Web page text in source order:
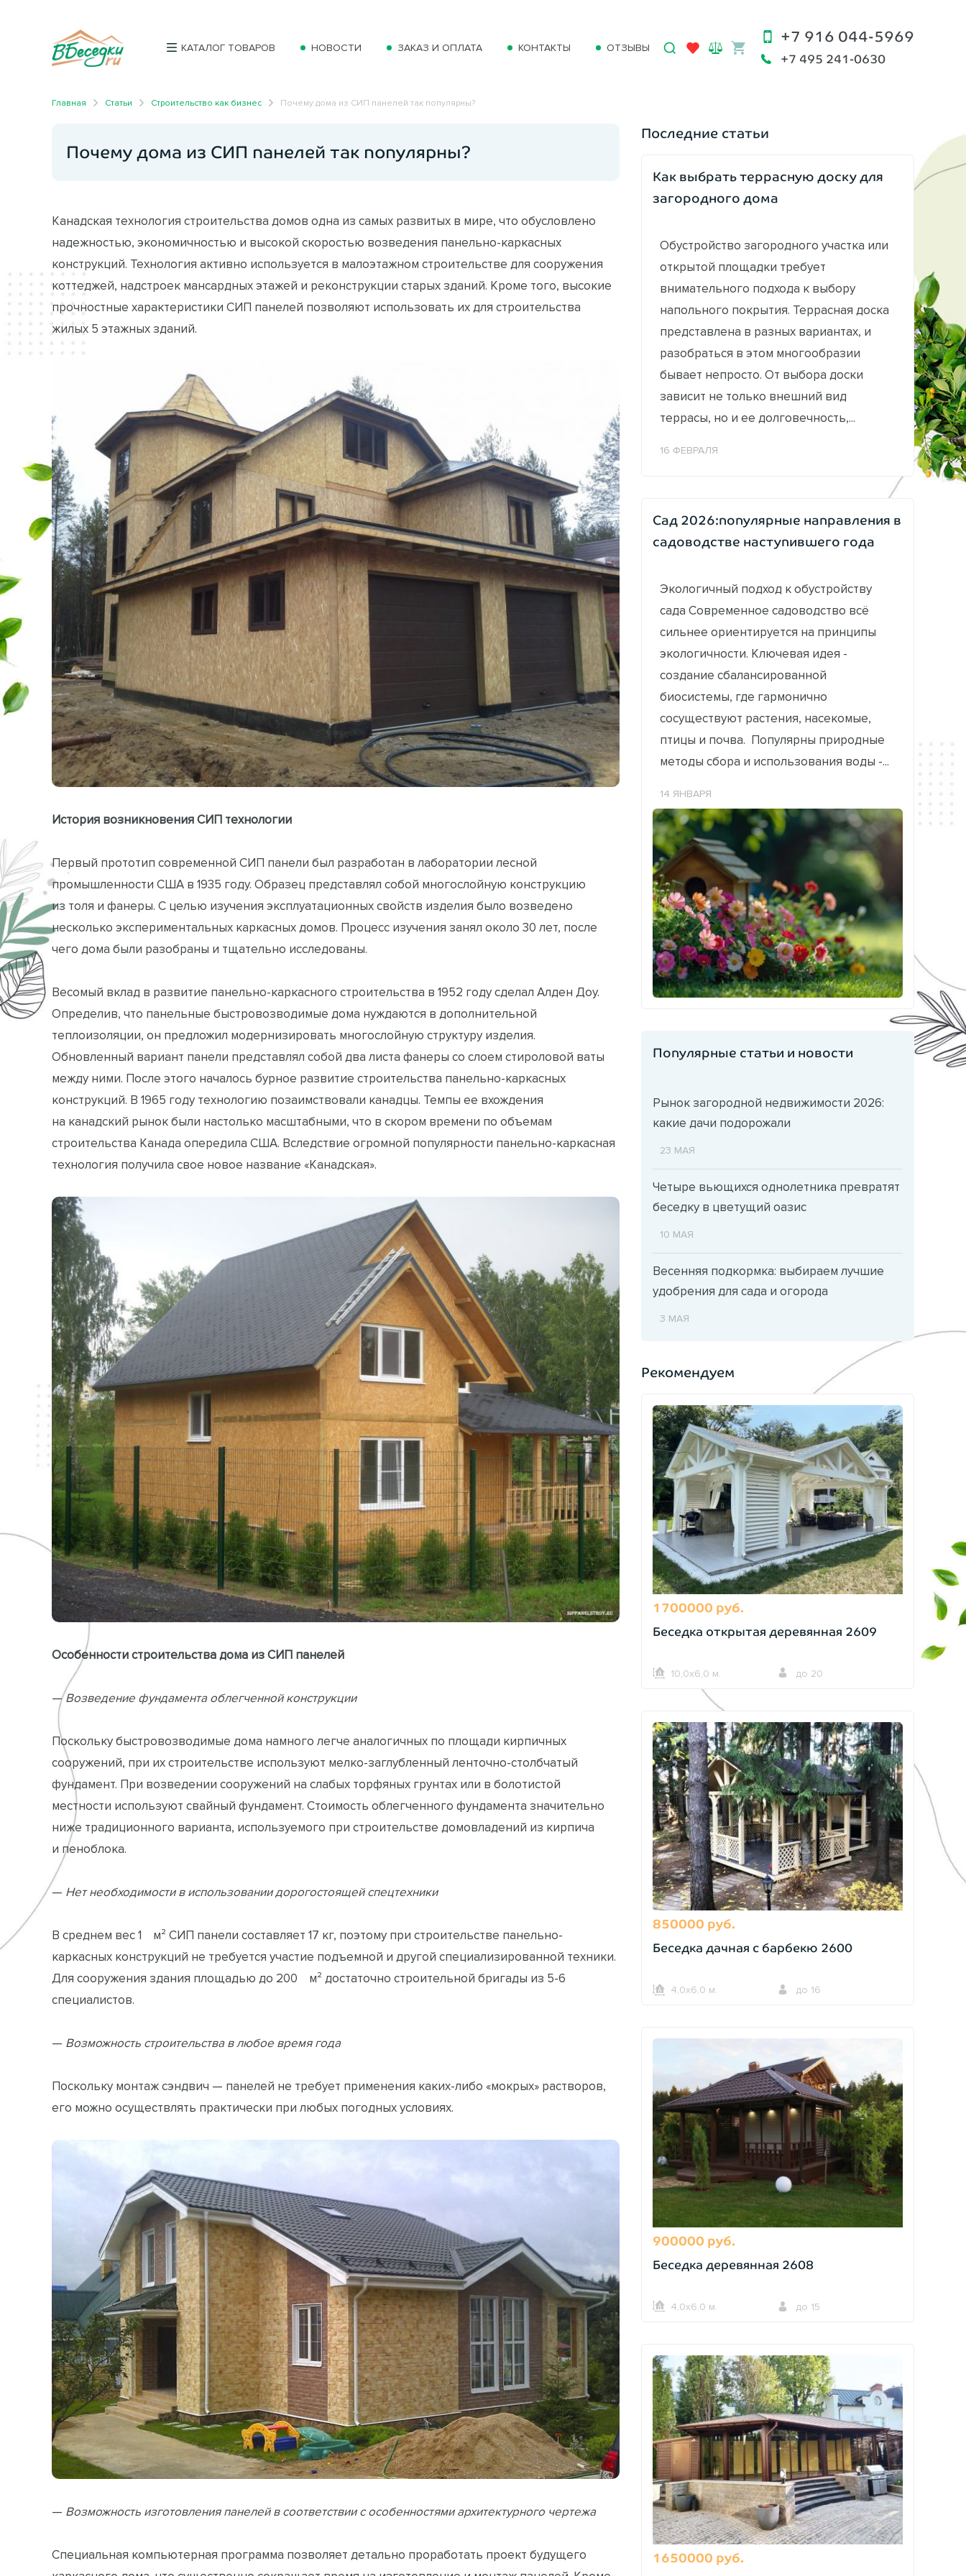
КАТАЛОГ ТОВАРОВ НОВОСТИ ЗАКАЗ И ОПЛАТА КОНТАКТЫ ОТЗЫВЫ
+7 916 044-5969
+7 495 241-0630
Главная Статьи Строительство как бизнес Почему дома из СИП панелей так популярны?
Почему дома из СИП панелей так популярны?
Канадская технология строительства домов одна из самых развитых в мире, что обусловлено
надежностью, экономичностью и высокой скоростью возведения панельно-каркасных
конструкций. Технология активно используется в малоэтажном строительстве для сооружения
коттеджей, надстроек мансардных этажей и реконструкции старых зданий. Кроме того, высокие
прочностные характеристики СИП панелей позволяют использовать их для строительства
жилых 5 этажных зданий.
История возникновения СИП технологии
Первый прототип современной СИП панели был разработан в лаборатории лесной
промышленности США в 1935 году. Образец представлял собой многослойную конструкцию
из толя и фанеры. С целью изучения эксплуатационных свойств изделия было возведено
несколько экспериментальных каркасных домов. Процесс изучения занял около 30 лет, после
чего дома были разобраны и тщательно исследованы.
Весомый вклад в развитие панельно-каркасного строительства в 1952 году сделал Алден Доу.
Определив, что панельные быстровозводимые дома нуждаются в дополнительной
теплоизоляции, он предложил модернизировать многослойную структуру изделия.
Обновленный вариант панели представлял собой два листа фанеры со слоем стироловой ваты
между ними. После этого началось бурное развитие строительства панельно-каркасных
конструкций. В 1965 году технологию позаимствовали канадцы. Темпы ее вхождения
на канадский рынок были настолько масштабными, что в скором времени по объемам
строительства Канада опередила США. Вследствие огромной популярности панельно-каркасная
технология получила свое новое название «Канадская».
Особенности строительства дома из СИП панелей
—Возведение фундамента облегченной конструкции
Поскольку быстровозводимые дома намного легче аналогичных по площади кирпичных
сооружений, при их строительстве используют мелко-заглубленный ленточно-столбчатый
фундамент. При возведении сооружений на слабых торфяных грунтах или в болотистой
местности используют свайный фундамент. Стоимость облегченного фундамента значительно
ниже традиционного варианта, используемого при строительстве домовладений из кирпича
и пеноблока.
— Нет необходимости в использовании дорогостоящей спецтехники
В среднем вес 1 м² СИП панели составляет 17 кг, поэтому при строительстве панельно-
каркасных конструкций не требуется участие подъемной и другой специализированной техники.
Для сооружения здания площадью до 200 м² достаточно строительной бригады из 5-6
специалистов.
— Возможность строительства в любое время года
Поскольку монтаж сэндвич — панелей не требует применения каких-либо «мокрых» растворов,
его можно осуществлять практически при любых погодных условиях.
— Возможность изготовления панелей в соответствии с особенностями архитектурного чертежа
Специальная компьютерная программа позволяет детально проработать проект будущего
Последние статьи
Как выбрать террасную доску для
загородного дома
Обустройство загородного участка или
открытой площадки требует
внимательного подхода к выбору
напольного покрытия. Террасная доска
представлена в разных вариантах, и
разобраться в этом многообразии
бывает непросто. От выбора доски
зависит не только внешний вид
террасы, но и ее долговечность,...
16 ФЕВРАЛЯ
Сад 2026:популярные направления в
садоводстве наступившего года
Экологичный подход к обустройству
сада Современное садоводство всё
сильнее ориентируется на принципы
экологичности. Ключевая идея -
создание сбалансированной
биосистемы, где гармонично
сосуществуют растения, насекомые,
птицы и почва. Популярны природные
методы сбора и использования воды -...
14 ЯНВАРЯ
Популярные статьи и новости
Рынок загородной недвижимости 2026:
какие дачи подорожали
23 МАЯ
Четыре вьющихся однолетника превратят
беседку в цветущий оазис
10 МАЯ
Весенняя подкормка: выбираем лучшие
удобрения для сада и огорода
3 МАЯ
Рекомендуем
1700000 руб.
Беседка открытая деревянная 2609
10,0х6,0 м. до 20
850000 руб.
Беседка дачная с барбекю 2600
4,0х6,0 м. до 16
900000 руб.
Беседка деревянная 2608
4,0х6,0 м. до 15
1650000 руб.